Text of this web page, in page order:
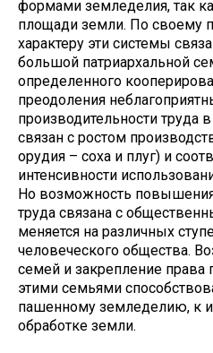
формами земледелия, так
площади земли. По своему
характеру эти системы
большой патриархальной
определенного
преодоления
производительности труда
связан с ростом
орудия – соха и плуг) и
интенсивности
Но возможность
труда связана с
меняется на различных
человеческого общества.
семей и закрепление права
этими семьями
пашенному земледелию, к
обработке земли.